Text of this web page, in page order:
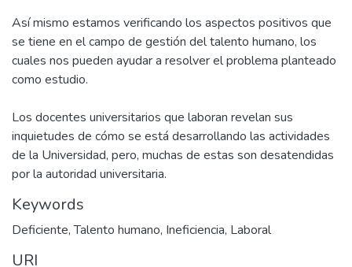
Así mismo estamos verificando los aspectos positivos que
se tiene en el campo de gestión del talento humano, los
cuales nos pueden ayudar a resolver el problema planteado
como estudio.
Los docentes universitarios que laboran revelan sus
inquietudes de cómo se está desarrollando las actividades
de la Universidad, pero, muchas de estas son desatendidas
por la autoridad universitaria.
Keywords
Deficiente,Talento humano, Ineficiencia, Laboral
URI